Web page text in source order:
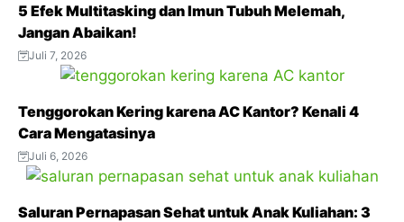
o
o
e
r
A
p
p
r
m
r
s
5 Efek Multitasking dan Imun Tubuh Melemah,
Jangan Abaikan!
Juli 7, 2026
Tenggorokan Kering karena AC Kantor? Kenali 4
Cara Mengatasinya
Juli 6, 2026
Saluran Pernapasan Sehat untuk Anak Kuliahan: 3